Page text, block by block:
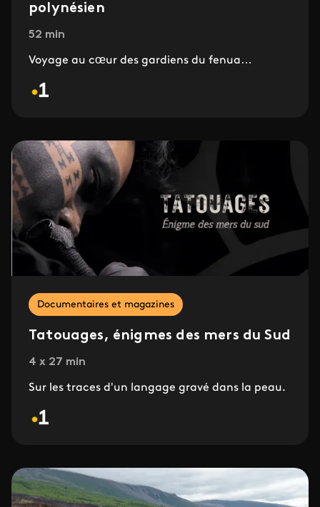
polynésien
52 min
Voyage au cœur des gardiens du fenua…
Documentaires et magazines
Tatouages, énigmes des mers du Sud
4 x 27 min
Sur les traces d'un langage gravé dans la peau.